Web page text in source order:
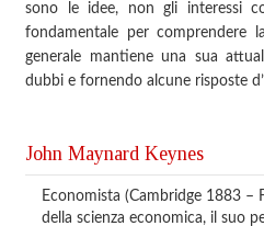
sono le idee, non gli interessi
fondamentale per comprendere
generale mantiene una sua
dubbi e fornendo alcune risposte
John Maynard Keynes
Economista (Cambridge 1883 –
della scienza economica, il suo